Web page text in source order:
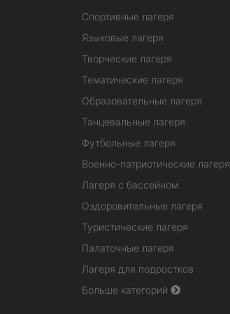
Спортивные лагеря
Языковые лагеря
Творческие лагеря
Тематические лагеря
Образовательные лагеря
Танцевальные лагеря
Футбольные лагеря
Военно-патриотические лагеря
Лагеря с бассейном
Оздоровительные лагеря
Туристические лагеря
Палаточные лагеря
Лагеря для подростков
Больше категорий